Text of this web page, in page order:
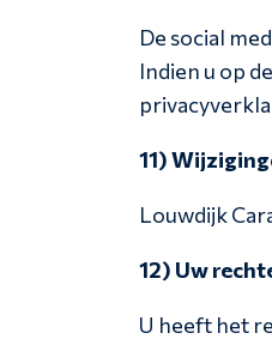
De social
Indien u op
11)
Louwdijk
12) Uw
U heeft het